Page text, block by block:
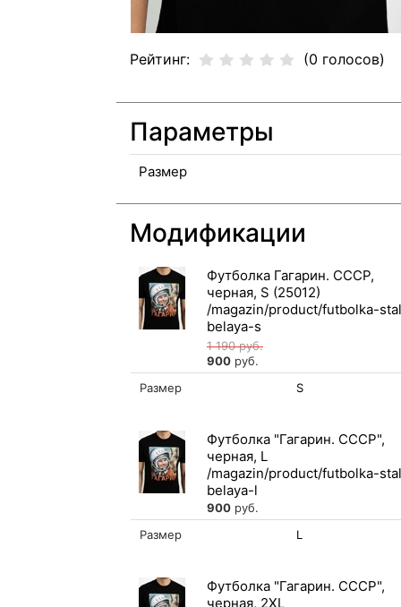
Рейтинг: (0 голосов)
Параметры
Размер
Модификации
Футболка Гагарин. СССР,
черная, S (25012)
1 190руб.
900 руб.
Размер
S
Футболка "Гагарин. СССР",
черная, L
900 руб.
Размер
L
Футболка "Гагарин. СССР",
черная, 2XL